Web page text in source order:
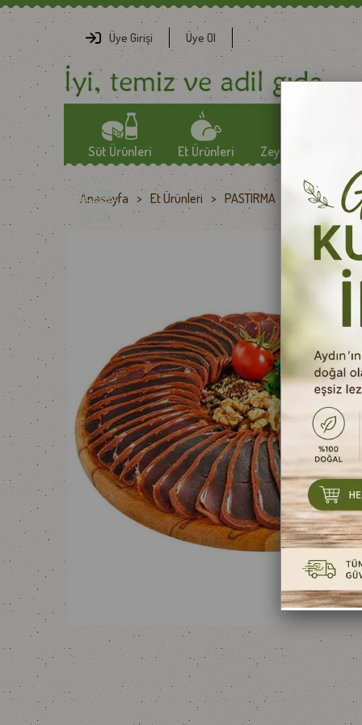
Üye Girişi Üye Ol
Süt Ürünleri
YÖRESEL PEYNİRLER
İTHAL PEYNİRLER
TEREYAĞLAR
YOĞURTLAR
MAYALAR
Et Ürünleri
SOSİS
KURU ET
PASTIRMA
SALAM
SUCUK
Zeytin-Zeytinyağları
ZEYTİN
ÖZEL ZEYTİNLER
ZEYTİNYAĞLARI
Çiftlik
Anasayfa > Et Ürünleri > PASTIRMA Başyazıcı